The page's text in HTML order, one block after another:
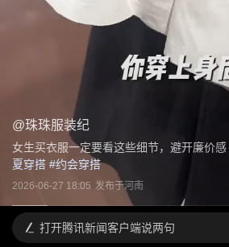
@珠珠服装纪
女生买衣服一定要看这些细节，避开廉价感
夏穿搭 #约会穿搭
2026-06-27 18:05 发布于河南
打开腾讯新闻客户端说两句